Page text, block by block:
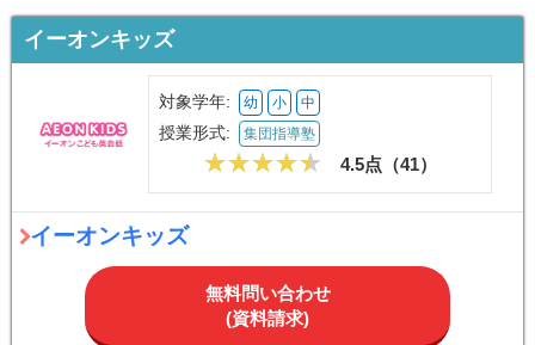
イーオンキッズ
対象学年: 幼 小 中
授業形式: 集団指導塾
イーオンキッズ
無料問い合わせ
(資料請求)